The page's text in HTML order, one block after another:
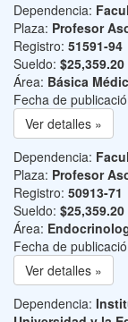
Dependencia:
Plaza: Profesor
Registro: 51591-94
Sueldo: $25,359.20
Área: Básica
Fecha de
Ver detalles »
Dependencia:
Plaza: Profesor
Registro: 50913-71
Sueldo: $25,359.20
Área:
Fecha de
Ver detalles »
Dependencia: